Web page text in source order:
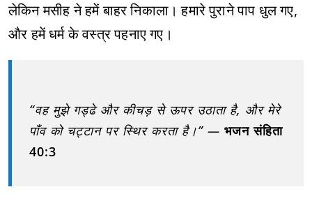
लेकिन मसीह ने हमें बाहर निकाला। हमारे पुराने पाप धुल गए,
और हमें धर्म के वस्त्र पहनाए गए।
“वह मुझे गड्ढे और कीचड़ से ऊपर उठाता है, और मेरे
पाँव को चट्टान पर स्थिर करता है।” — भजन संहिता
40:3